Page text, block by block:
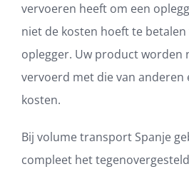
vervoeren heeft om een
niet de kosten hoeft te
oplegger. Uw product worden
vervoerd met die van anderen
kosten.
Bij volume transport Spanje
compleet het